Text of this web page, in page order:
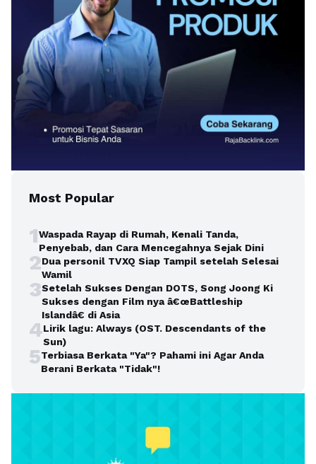
Most Popular
1Waspada Rayap di Rumah, Kenali Tanda,
Penyebab, dan Cara Mencegahnya Sejak Dini
2Dua personil TVXQ Siap Tampil setelah Selesai
Wamil
3Setelah Sukses Dengan DOTS, Song Joong Ki
Sukses dengan Film nya â€œBattleship
Islandâ€ di Asia
4Lirik lagu: Always (OST. Descendants of the
Sun)
5Terbiasa Berkata "Ya"? Pahami ini Agar Anda
Berani Berkata "Tidak"!